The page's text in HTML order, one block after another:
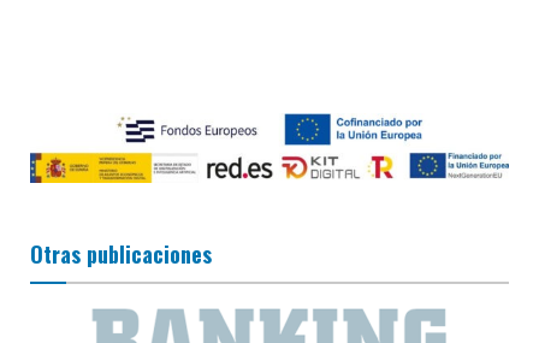
Otras publicaciones